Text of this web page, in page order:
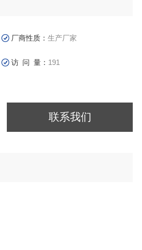
厂商性质：生产厂家
访 问 量： 191
联系我们